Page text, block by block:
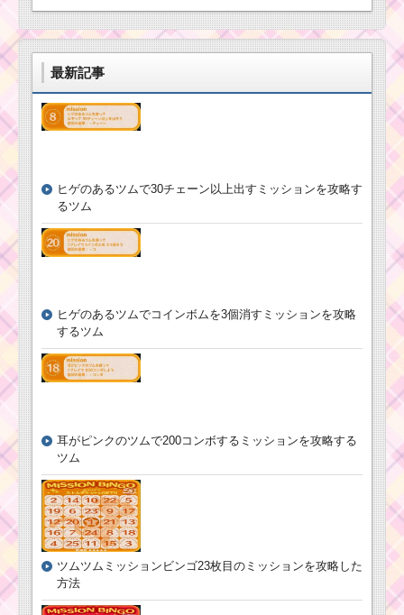
ツムツム確率ア
ップ2016年7
月！セレクトツ
ムはマレフィセント・
ョンを攻略するツム
すミッションを攻略す
スターデストロイヤ
ーとのバトルで60分経
つと撤退しHPが回復し
て再度出現
ツムツム10月新イベ
ィーンの遊び方と攻略
で225万点を稼ぐミッ
ションを攻略するツム
になる！
最新記事
ヒゲのあるツムで30チェーン以上出すミッションを攻略す
るツム
ヒゲのあるツムでコインボムを3個消すミッションを攻略
するツム
耳がピンクのツムで200コンボするミッションを攻略する
ツム
ツムツムミッションビンゴ23枚目のミッションを攻略した
方法